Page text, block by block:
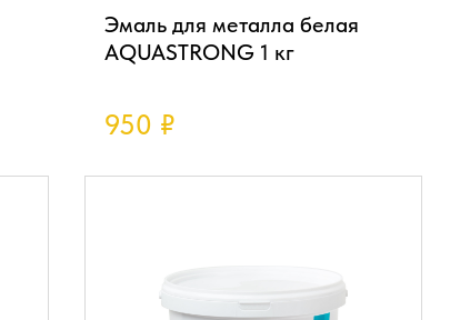
Эмаль для металла белая
AQUASTRONG 1 кг
950 ₽